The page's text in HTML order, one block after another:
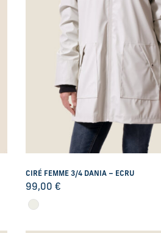
CIRÉ FEMME 3/4 DANIA – ECRU
99,00 €